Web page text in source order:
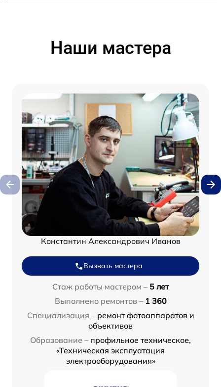
Наши мастера
Константин Александрович Иванов
Вызвать мастера
Стаж работы мастером – 5 лет
Выполнено ремонтов – 1 360
Специализация – ремонт фотоаппаратов и
объективов
Образование – профильное техническое,
«Техническая эксплуатация
электрооборудования»